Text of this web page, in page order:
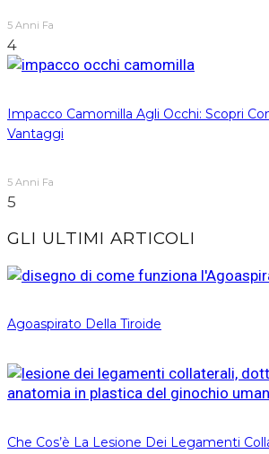
5 Anni Fa
4
Impacco Camomilla Agli Occhi: Scopri
Vantaggi
5 Anni Fa
5
GLI ULTIMI ARTICOLI
Agoaspirato Della Tiroide
Che Cos’è La Lesione Dei Legamenti